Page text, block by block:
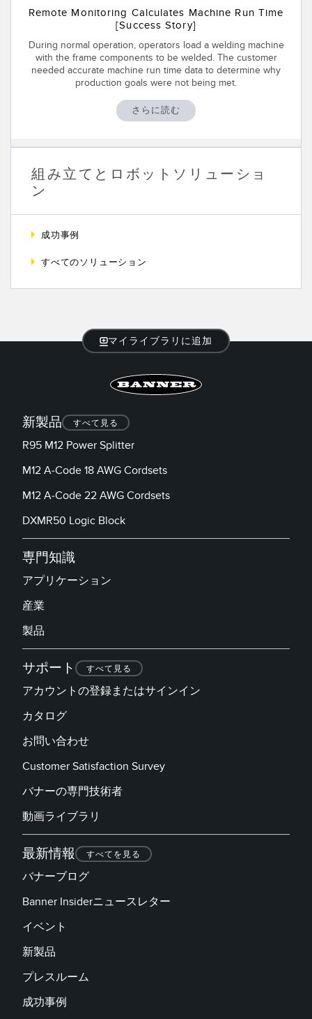
Remote Monitoring Calculates Machine Run Time
[Success Story]
During normal operation, operators load a welding machine
with the frame components to be welded. The customer
needed accurate machine run time data to determine why
production goals were not being met.
さらに読む
組み立てとロボットソリューショ
ン
成功事例
すべてのソリューション
マイライブラリに追加
新製品 すべて見る
R95 M12 Power Splitter
M12 A-Code 18 AWG Cordsets
M12 A-Code 22 AWG Cordsets
DXMR50 Logic Block
専門知識
アプリケーション
産業
製品
サポート すべて見る
アカウントの登録またはサインイン
カタログ
お問い合わせ
Customer Satisfaction Survey
バナーの専門技術者
動画ライブラリ
最新情報 すべてを見る
バナーブログ
Banner Insiderニュースレター
イベント
新製品
プレスルーム
成功事例